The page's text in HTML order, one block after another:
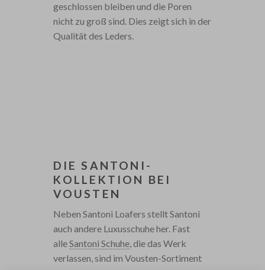
geschlossen bleiben und die Poren
nicht zu groß sind. Dies zeigt sich in der
Qualität des Leders.
DIE SANTONI-
KOLLEKTION BEI
VOUSTEN
Neben Santoni Loafers stellt Santoni
auch andere Luxusschuhe her. Fast
alleSantoni Schuhe, die das Werk
verlassen, sind im Vousten-Sortiment